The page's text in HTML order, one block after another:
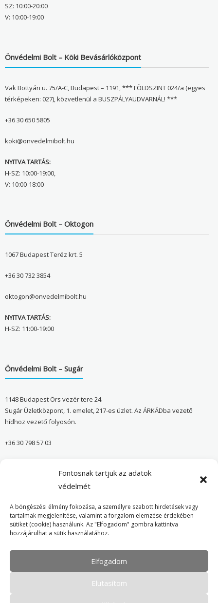
Fontosnak tartjuk az adatok
védelmét
A böngészési élmény fokozása, a személyre szabott hirdetések vagy
tartalmak megjelenítése, valamint a forgalom elemzése érdekében
sütiket (cookie) használunk. Az "Elfogadom" gombra kattintva
hozzájárulhat a sütik használatához.
Elfogadom
Elutasítom
SZ: 10:00-20:00
V: 10:00-19:00
Önvédelmi Bolt – Köki Bevásárlóközpont
Vak Bottyán u. 75/A-C, Budapest – 1191, *** FÖLDSZINT 024/a (egyes
térképeken: 027), közvetlenül a BUSZPÁLYAUDVARNÁL! ***
+36 30 650 5805
koki@onvedelmibolt.hu
NYITVA TARTÁS:
H-SZ: 10:00-19:00,
V: 10:00-18:00
Önvédelmi Bolt – Oktogon
1067 Budapest Teréz krt. 5
+36 30 732 3854
oktogon@onvedelmibolt.hu
NYITVA TARTÁS:
H-SZ: 11:00-19:00
Önvédelmi Bolt – Sugár
1148 Budapest Örs vezér tere 24.
Sugár Üzletközpont, 1. emelet, 217-es üzlet. Az ÁRKÁDba vezető
hídhoz vezető folyosón.
+36 30 798 57 03
Önvédelmi Bolt – Főoldal
Adatvédelmi tájékoztató